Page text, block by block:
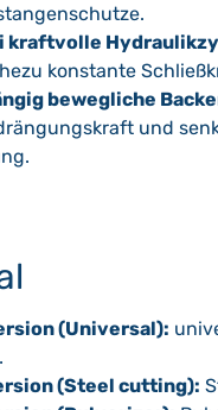
kraftvolle
konstante
bewegliche
und
(Universal):
(Steel cutting):